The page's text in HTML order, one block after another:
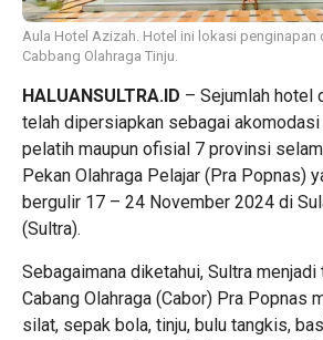
Aula Hotel Azizah. Hotel ini lokasi penginapan
Cabbang Olahraga Tinju.
HALUANSULTRA.ID – Sejumlah hotel
telah dipersiapkan sebagai
pelatih maupun ofisial 7 provinsi
Pekan Olahraga Pelajar (Pra Popnas)
bergulir 17 – 24 November 2024 di
(Sultra).
Sebagaimana diketahui, Sultra menjadi
Cabang Olahraga (Cabor) Pra Popnas
silat, sepak bola, tinju, bulu tangkis,